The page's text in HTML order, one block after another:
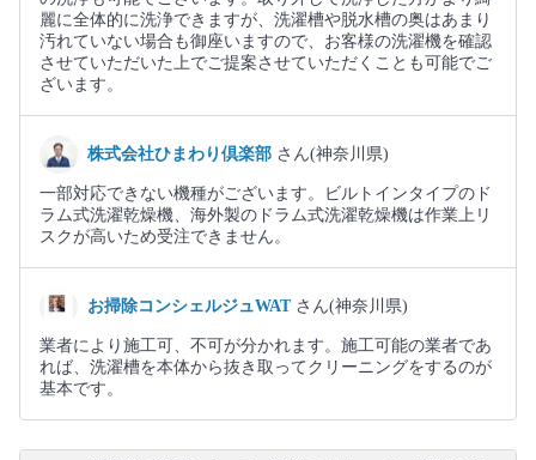
麗に全体的に洗浄できますが、洗濯槽や脱水槽の奥はあまり
汚れていない場合も御座いますので、お客様の洗濯機を確認
させていただいた上でご提案させていただくことも可能でご
ざいます。
株式会社ひまわり倶楽部 さん(神奈川県)
一部対応できない機種がございます。ビルトインタイプのド
ラム式洗濯乾燥機、海外製のドラム式洗濯乾燥機は作業上リ
スクが高いため受注できません。
お掃除コンシェルジュWAT さん(神奈川県)
業者により施工可、不可が分かれます。施工可能の業者であ
れば、洗濯槽を本体から抜き取ってクリーニングをするのが
基本です。